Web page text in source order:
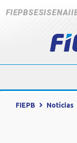
FIEPBSESISENAI
FIEPB Notícias